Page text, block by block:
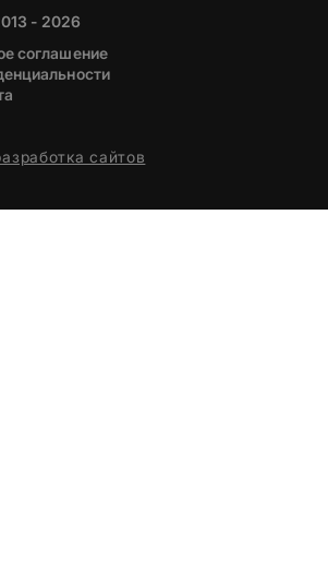
- 2026
соглашение
сайтов